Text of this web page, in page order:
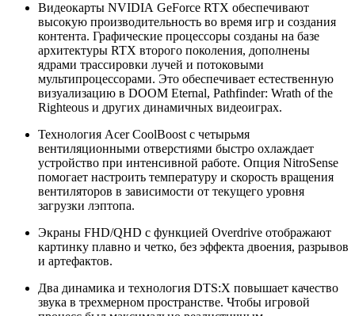
Видеокарты NVIDIA GeForce RTX обеспечивают
высокую производительность во время игр и создания
контента. Графические процессоры созданы на базе
архитектуры RTX второго поколения, дополнены
ядрами трассировки лучей и потоковыми
мультипроцессорами. Это обеспечивает естественную
визуализацию в DOOM Eternal, Pathfinder: Wrath of the
Righteous и других динамичных видеоиграх.
Технология Acer CoolBoost с четырьмя
вентиляционными отверстиями быстро охлаждает
устройство при интенсивной работе. Опция NitroSense
помогает настроить температуру и скорость вращения
вентиляторов в зависимости от текущего уровня
загрузки лэптопа.
Экраны FHD/QHD с функцией Overdrive отображают
картинку плавно и четко, без эффекта двоения, разрывов
и артефактов.
Два динамика и технология DTS:X повышает качество
звука в трехмерном пространстве. Чтобы игровой